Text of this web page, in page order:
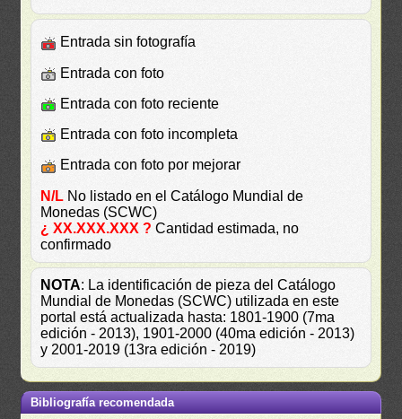
Entrada sin fotografía
Entrada con foto
Entrada con foto reciente
Entrada con foto incompleta
Entrada con foto por mejorar
N/L No listado en el Catálogo Mundial de
Monedas (SCWC)
¿ XX.XXX.XXX ? Cantidad estimada, no
confirmado
NOTA: La identificación de pieza del Catálogo
Mundial de Monedas (SCWC) utilizada en este
portal está actualizada hasta: 1801-1900 (7ma
edición - 2013), 1901-2000 (40ma edición - 2013)
y 2001-2019 (13ra edición - 2019)
Bibliografía recomendada